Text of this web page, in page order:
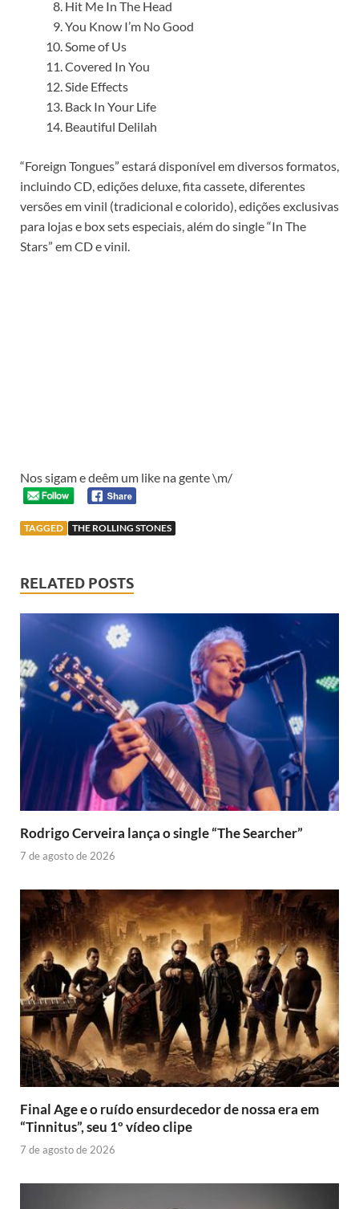
Hit Me In The Head
You Know I’m No Good
Some of Us
Covered In You
Side Effects
Back In Your Life
Beautiful Delilah
“Foreign Tongues” estará disponível em diversos formatos,
incluindo CD, edições deluxe, fita cassete, diferentes
versões em vinil (tradicional e colorido), edições exclusivas
para lojas e box sets especiais, além do single “In The
Stars” em CD e vinil.
Nos sigam e deêm um like na gente \m/
TAGGED THE ROLLING STONES
RELATED POSTS
Rodrigo Cerveira lança o single “The Searcher”
7 de agosto de 2026
Final Age e o ruído ensurdecedor de nossa era em
“Tinnitus”, seu 1º vídeo clipe
7 de agosto de 2026